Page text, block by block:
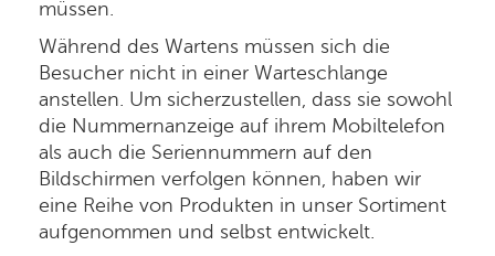
müssen.
Während des Wartens müssen sich die
Besucher nicht in einer Warteschlange
anstellen. Um sicherzustellen, dass sie sowohl
die Nummernanzeige auf ihrem Mobiltelefon
als auch die Seriennummern auf den
Bildschirmen verfolgen können, haben wir
eine Reihe von Produkten in unser Sortiment
aufgenommen und selbst entwickelt.